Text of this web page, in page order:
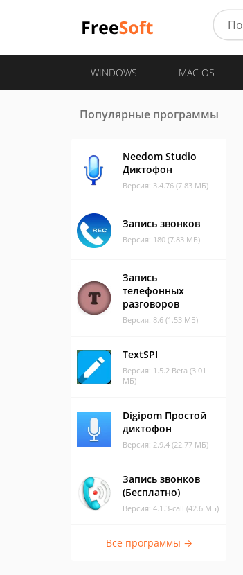
WINDOWS MAC OS
Популярные программы
Needom Studio
Диктофон
Версия: 3.4.76 (7.83 МБ)
Запись звонков
Версия: 180 (7.83 МБ)
Запись
телефонных
разговоров
Версия: 8.6 (1.53 МБ)
TextSPI
Версия: 1.5.2 Beta (3.01
МБ)
Digipom Простой
диктофон
Версия: 2.9.4 (22.77 МБ)
Запись звонков
(Бесплатно)
Версия: 4.1.3-call (42.6 МБ)
Все программы →